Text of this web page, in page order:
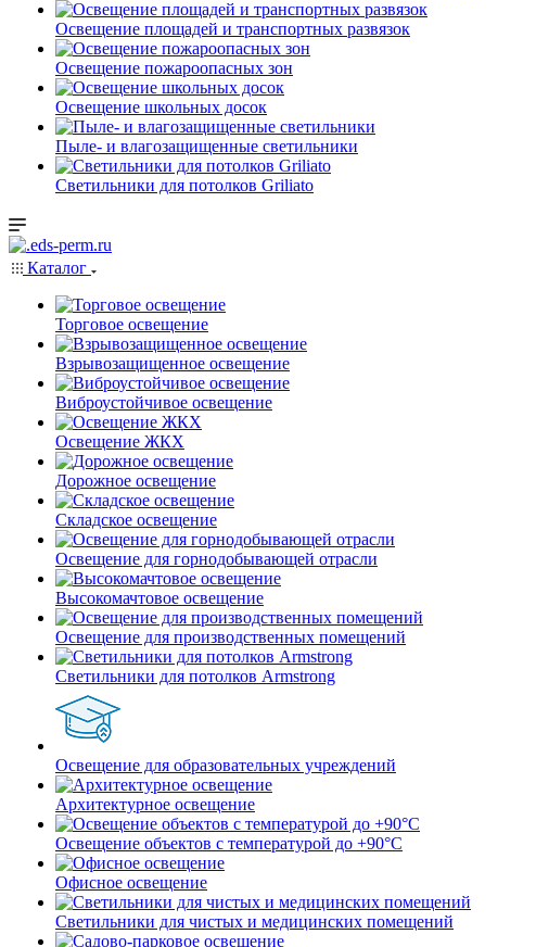
Освещение площадей и транспортных развязок
Освещение пожароопасных зон
Освещение школьных досок
Пыле- и влагозащищенные светильники
Светильники для потолков Griliato
Каталог
Торговое освещение
Взрывозащищенное освещение
Виброустойчивое освещение
Освещение ЖКХ
Дорожное освещение
Складское освещение
Освещение для горнодобывающей отрасли
Высокомачтовое освещение
Освещение для производственных помещений
Светильники для потолков Armstrong
Освещение для образовательных учреждений
Архитектурное освещение
Освещение объектов с температурой до +90°С
Офисное освещение
Светильники для чистых и медицинских помещений